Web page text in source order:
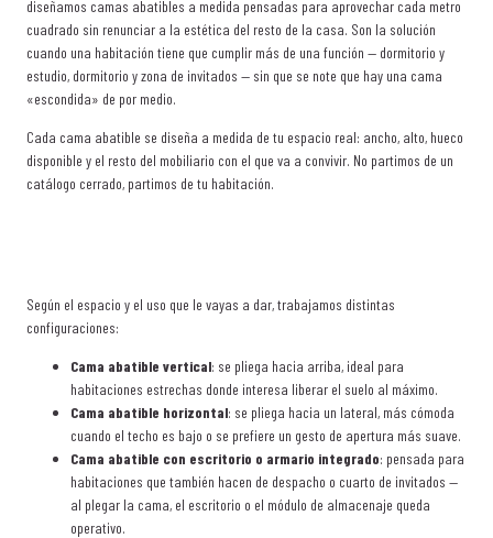
diseñamos camas abatibles a medida pensadas para aprovechar cada metro
cuadrado sin renunciar a la estética del resto de la casa. Son la solución
cuando una habitación tiene que cumplir más de una función — dormitorio y
estudio, dormitorio y zona de invitados — sin que se note que hay una cama
«escondida» de por medio.
Cada cama abatible se diseña a medida de tu espacio real: ancho, alto, hueco
disponible y el resto del mobiliario con el que va a convivir. No partimos de un
catálogo cerrado, partimos de tu habitación.
Según el espacio y el uso que le vayas a dar, trabajamos distintas
configuraciones:
Cama abatible vertical: se pliega hacia arriba, ideal para
habitaciones estrechas donde interesa liberar el suelo al máximo.
Cama abatible horizontal: se pliega hacia un lateral, más cómoda
cuando el techo es bajo o se prefiere un gesto de apertura más suave.
Cama abatible con escritorio o armario integrado: pensada para
habitaciones que también hacen de despacho o cuarto de invitados —
al plegar la cama, el escritorio o el módulo de almacenaje queda
operativo.